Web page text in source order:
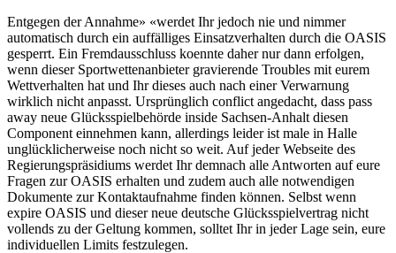
Entgegen der Annahme» «werdet Ihr jedoch nie und nimmer
automatisch durch ein auffälliges Einsatzverhalten durch die OASIS
gesperrt. Ein Fremdausschluss koennte daher nur dann erfolgen,
wenn dieser Sportwettenanbieter gravierende Troubles mit eurem
Wettverhalten hat und Ihr dieses auch nach einer Verwarnung
wirklich nicht anpasst. Ursprünglich conflict angedacht, dass pass
away neue Glücksspielbehörde inside Sachsen-Anhalt diesen
Component einnehmen kann, allerdings leider ist male in Halle
unglücklicherweise noch nicht so weit. Auf jeder Webseite des
Regierungspräsidiums werdet Ihr demnach alle Antworten auf eure
Fragen zur OASIS erhalten und zudem auch alle notwendigen
Dokumente zur Kontaktaufnahme finden können. Selbst wenn
expire OASIS und dieser neue deutsche Glücksspielvertrag nicht
vollends zu der Geltung kommen, solltet Ihr in jeder Lage sein, eure
individuellen Limits festzulegen.